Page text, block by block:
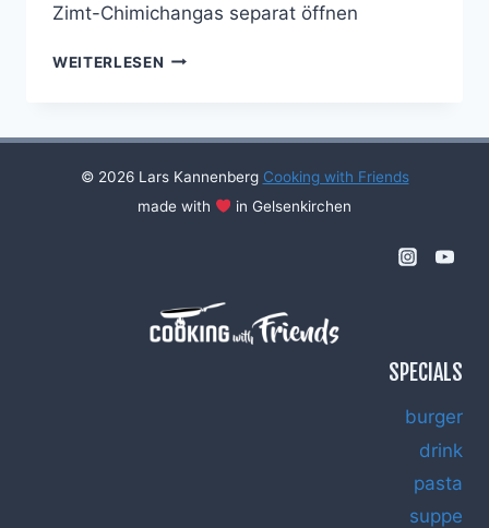
Zimt-Chimichangas separat öffnen
WEITERLESEN COOKING
© 2026 Lars Kannenberg Cooking with Friends
made with
in Gelsenkirchen
SPECIALS
burger
drink
pasta
suppe